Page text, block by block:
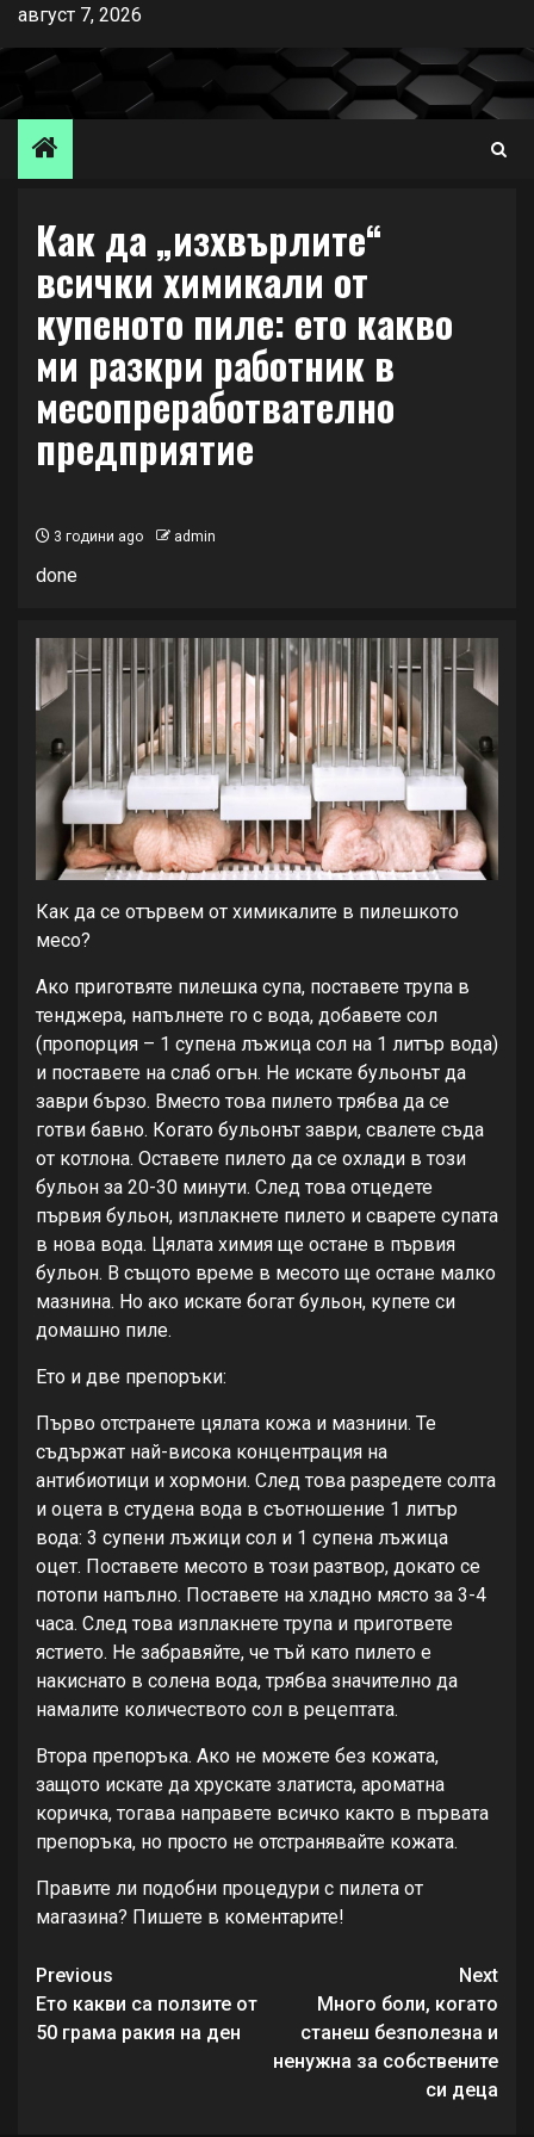
Skip
content
август 7, 2026
Как да „изхвърлите“
всички химикали от
купеното пиле: ето какво
ми разкри работник в
месопреработвателно
предприятие
3 години ago admin
done
Как да се отървем от химикалите в пилешкото
месо?
Ако приготвяте пилешка супа, поставете трупа в
тенджера, напълнете го с вода, добавете сол
(пропорция – 1 супена лъжица сол на 1 литър вода)
и поставете на слаб огън. Не искате бульонът да
заври бързо. Вместо това пилето трябва да се
готви бавно. Когато бульонът заври, свалете съда
от котлона. Оставете пилето да се охлади в този
бульон за 20-30 минути. След това отцедете
първия бульон, изплакнете пилето и сварете супата
в нова вода. Цялата химия ще остане в първия
бульон. В същото време в месото ще остане малко
мазнина. Но ако искате богат бульон, купете си
домашно пиле.
Ето и две препоръки:
Първо отстранете цялата кожа и мазнини. Те
съдържат най-висока концентрация на
антибиотици и хормони. След това разредете солта
и оцета в студена вода в съотношение 1 литър
вода: 3 супени лъжици сол и 1 супена лъжица
оцет. Поставете месото в този разтвор, докато се
потопи напълно. Поставете на хладно място за 3-4
часа. След това изплакнете трупа и пригответе
ястието. Не забравяйте, че тъй като пилето е
накиснато в солена вода, трябва значително да
намалите количеството сол в рецептата.
Втора препоръка. Ако не можете без кожата,
защото искате да хрускате златиста, ароматна
коричка, тогава направете всичко както в първата
препоръка, но просто не отстранявайте кожата.
Правите ли подобни процедури с пилета от
магазина? Пишете в коментарите!
Continue
Reading
Previous
Ето какви са ползите от
50 грама ракия на ден
Next
Много боли, когато
станеш безполезна и
ненужна за собствените
си деца